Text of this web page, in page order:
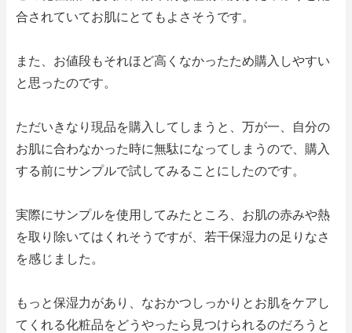
合されていてお肌にとてもよさそうです。
また、お値段もそれほど高くなかったため購入しやすい
と思ったのです。
ただいきなり現品を購入してしまうと、万が一、自分の
お肌に合わなかった時に無駄になってしまうので、購入
する前にサンプルで試してみることにしたのです。
実際にサンプルを使用してみたところ、お肌の赤みや熱
を取り除いてはくれそうですが、若干保湿力の足りなさ
を感じました。
もっと保湿力があり、なおかつしっかりとお肌をケアし
てくれる化粧品をどうやったら見つけられるのだろうと